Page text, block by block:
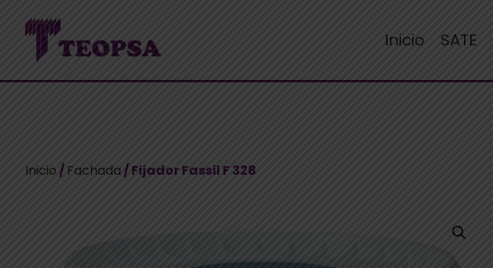
Inicio SATE
Inicio /Fachada / Fijador Fassil F 328